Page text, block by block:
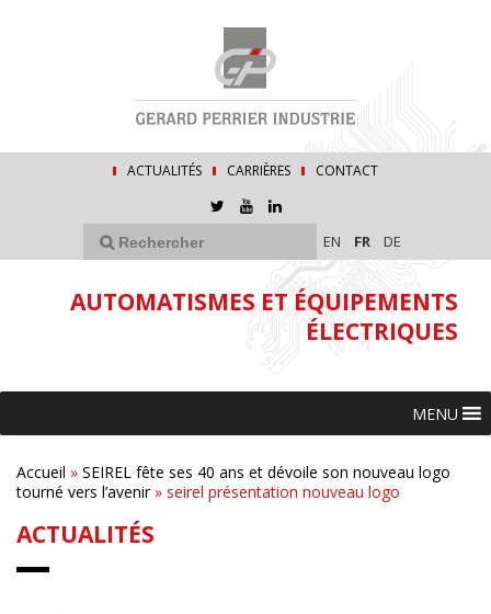
ACTUALITÉS CARRIÈRES CONTACT
EN FR DE
AUTOMATISMES ET ÉQUIPEMENTS
ÉLECTRIQUES
MENU
Accueil » SEIREL fête ses 40 ans et dévoile son nouveau logo
tourné vers l’avenir» seirel présentation nouveau logo
ACTUALITÉS